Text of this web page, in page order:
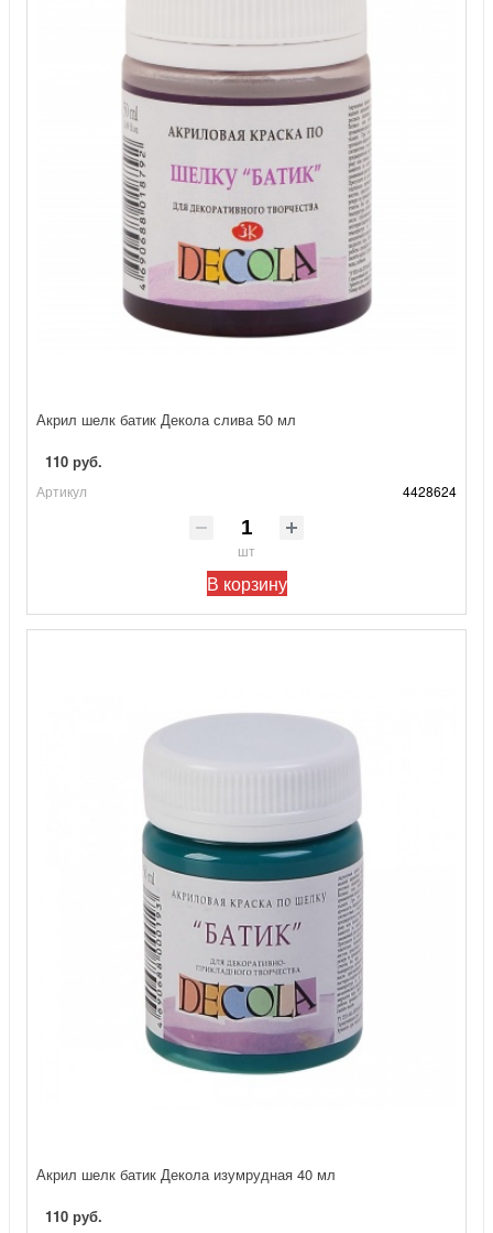
Акрил шелк батик Декола слива 50 мл
110 руб.
Артикул 4428624
шт
В корзину
Акрил шелк батик Декола изумрудная 40 мл
110 руб.